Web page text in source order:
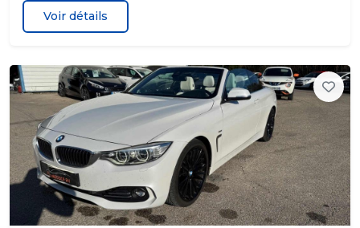
BMW Live Cockpit Navigation Pro
embrayage DKG7 à 7 rapports
Calandre avec cadre en chrome et doubles
barreaux verticaux
Capteurs d'impact
Climatisation automatique 1 zone
Voir détails